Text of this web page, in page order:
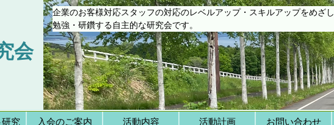
会
企業のお客様対応スタッフの対応のレベルアップ・スキルアップをめざし
勉強・研鑽する自主的な研究会です。
研究
入会のご案内 活動内容 活動計画 お問い合わせ